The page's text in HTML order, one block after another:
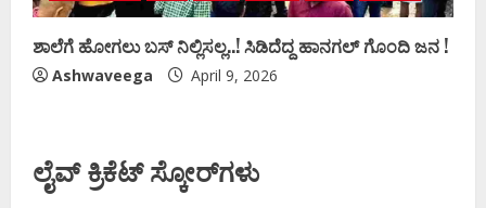
ಶಾಲೆಗೆ ಹೋಗಲು ಬಸ್‌ ನಿಲ್ಲಿಸಲ್ಲ..! ಸಿಡಿದೆದ್ದ ಹಾನಗಲ್‌ ಗೊಂದಿ ಜನ !
Ashwaveega April 9, 2026
ಲೈವ್ ಕ್ರಿಕೆಟ್ ಸ್ಕೋರ್‌ಗಳು